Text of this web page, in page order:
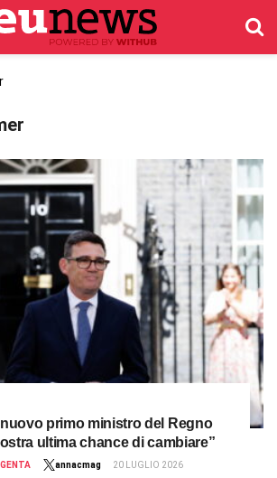
primo ministro del Regno
ultima chance di cambiare”
annacmag 20 LUGLIO 2026